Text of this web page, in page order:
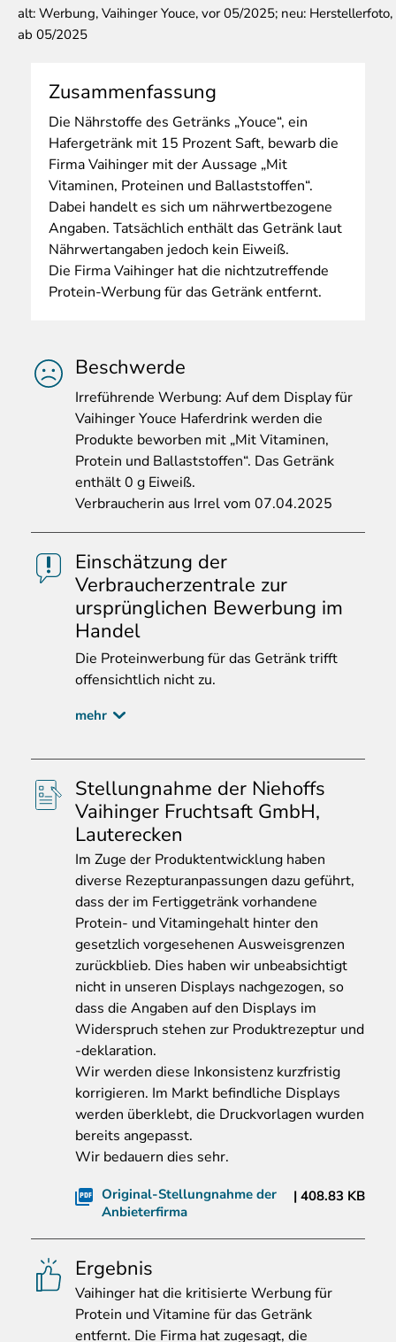
alt: Werbung, Vaihinger Youce, vor 05/2025; neu: Herstellerfoto,
ab 05/2025
Zusammenfassung
Die Nährstoffe des Getränks „Youce“, ein
Hafergetränk mit 15 Prozent Saft, bewarb die
Firma Vaihinger mit der Aussage „Mit
Vitaminen, Proteinen und Ballaststoffen“.
Dabei handelt es sich um nährwertbezogene
Angaben. Tatsächlich enthält das Getränk laut
Nährwertangaben jedoch kein Eiweiß.
Die Firma Vaihinger hat die nichtzutreffende
Protein-Werbung für das Getränk entfernt.
Beschwerde
Irreführende Werbung: Auf dem Display für
Vaihinger Youce Haferdrink werden die
Produkte beworben mit „Mit Vitaminen,
Protein und Ballaststoffen“. Das Getränk
enthält 0 g Eiweiß.
Verbraucherin aus Irrel vom 07.04.2025
Einschätzung der
Verbraucherzentrale zur
ursprünglichen Bewerbung im
Handel
Die Proteinwerbung für das Getränk trifft
offensichtlich nicht zu.
mehr
Stellungnahme der Niehoffs
Vaihinger Fruchtsaft GmbH,
Lauterecken
Im Zuge der Produktentwicklung haben
diverse Rezepturanpassungen dazu geführt,
dass der im Fertiggetränk vorhandene
Protein- und Vitamingehalt hinter den
gesetzlich vorgesehenen Ausweisgrenzen
zurückblieb. Dies haben wir unbeabsichtigt
nicht in unseren Displays nachgezogen, so
dass die Angaben auf den Displays im
Widerspruch stehen zur Produktrezeptur und
-deklaration.
Wir werden diese Inkonsistenz kurzfristig
korrigieren. Im Markt befindliche Displays
werden überklebt, die Druckvorlagen wurden
bereits angepasst.
Wir bedauern dies sehr.
Original-Stellungnahme der
Anbieterfirma
408.83 KB
Ergebnis
Vaihinger hat die kritisierte Werbung für
Protein und Vitamine für das Getränk
entfernt. Die Firma hat zugesagt, die